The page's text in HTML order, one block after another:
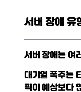
서버 장애 유
서버 장애는 여
대기열 폭주는
픽이 예상보다